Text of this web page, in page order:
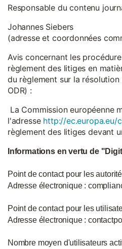
Responsable du contenu
Johannes Siebers
(adresse et coordonnées
Avis concernant les
règlement des litiges en
du règlement sur la
ODR) :
La Commission européenne
l'adresse http://ec.europa.eu/
règlement des litiges devant
Informations en vertu de
Point de contact pour les
Adresse électronique :
Point de contact pour les
Adresse électronique :
Nombre moyen d'utilisateurs